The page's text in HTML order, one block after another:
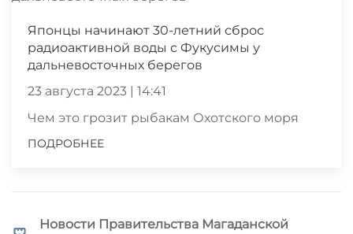
Японцы начинают 30-летний сброс
радиоактивной воды с Фукусимы у
дальневосточных берегов
23 августа 2023 | 14:41
Чем это грозит рыбакам Охотского моря
ПОДРОБНЕЕ
Новости Правительства Магаданской